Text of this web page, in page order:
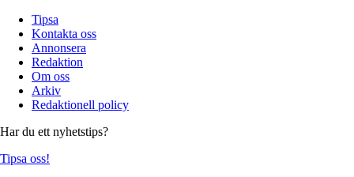
Tipsa
Kontakta oss
Annonsera
Redaktion
Om oss
Arkiv
Redaktionell policy
Har du ett nyhetstips?
Tipsa oss!